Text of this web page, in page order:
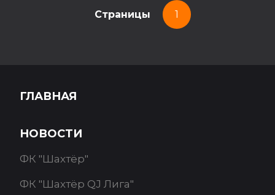
Страницы 1
ГЛАВНАЯ
НОВОСТИ
ФК "Шахтёр"
ФК "Шахтёр QJ Лига"